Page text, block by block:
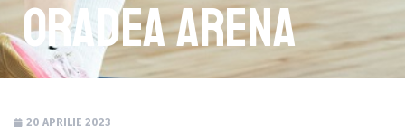
Oradea Arena
20 APRILIE 2023